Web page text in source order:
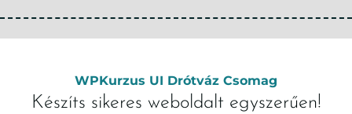
WPKurzus UI Drótváz Csomag
Készíts sikeres weboldalt egyszerűen!